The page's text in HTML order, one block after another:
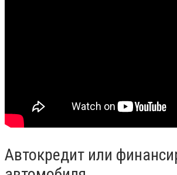
Автокредит или